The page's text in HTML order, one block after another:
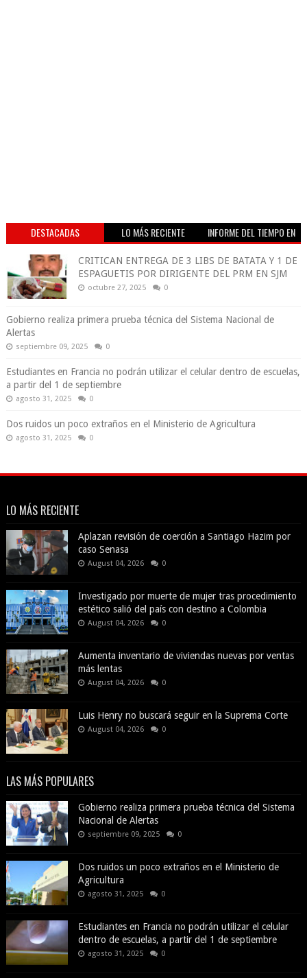
DESTACADAS LO MÁS RECIENTE
INFORME DEL TIEMPO EN
CRITICAN ENTREGA DE 3 LIBS DE BATATA Y 1 DE
ESPAGUETIS POR DIRIGENTE DEL PRM EN SJM
octubre 27, 2025 0
Gobierno realiza primera prueba técnica del Sistema Nacional de
Alertas
septiembre 09, 2025 0
Estudiantes en Francia no podrán utilizar el celular dentro de escuelas,
a partir del 1 de septiembre
agosto 31, 2025 0
Dos ruidos un poco extraños en el Ministerio de Agricultura
agosto 31, 2025 0
LO MÁS RECIENTE
Aplazan revisión de coerción a Santiago Hazim por
caso Senasa
August 04, 2026 0
Investigado por muerte de mujer tras procedimiento
estético salió del país con destino a Colombia
August 04, 2026 0
Aumenta inventario de viviendas nuevas por ventas
más lentas
August 04, 2026 0
Luis Henry no buscará seguir en la Suprema Corte
August 04, 2026 0
LAS MÁS POPULARES
Gobierno realiza primera prueba técnica del Sistema
Nacional de Alertas
septiembre 09, 2025 0
Dos ruidos un poco extraños en el Ministerio de
Agricultura
agosto 31, 2025 0
Estudiantes en Francia no podrán utilizar el celular
dentro de escuelas, a partir del 1 de septiembre
agosto 31, 2025 0